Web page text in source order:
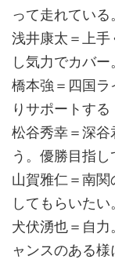
って走れている
浅井康太＝上手
し気力でカバー
橋本強＝四国
りサポートする
松谷秀幸＝深谷
う。優勝目指し
山賀雅仁＝南
してもらいたい
犬伏湧也＝自
ャンスのある様